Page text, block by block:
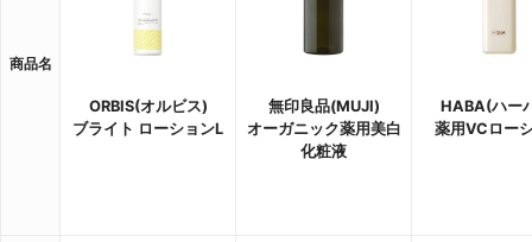
商品名
ORBIS(オルビス)
ブライト ローションL
無印良品(MUJI)
オーガニック薬用美白
化粧液
HABA(ハー
薬用VCロー